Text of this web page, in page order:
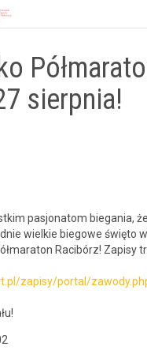
sierpnia!
pasjonatom bie­ga­nia,
wielkie biegowe świę­to
Racibórz! Zapisy
zapisy/portal/